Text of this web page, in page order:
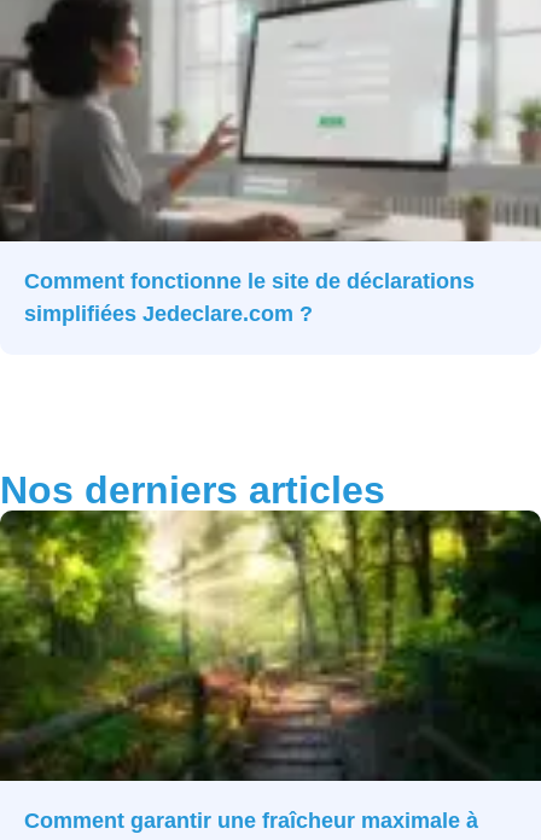
Comment fonctionne le site de déclarations
simplifiées Jedeclare.com ?
Nos derniers articles
Comment garantir une fraîcheur maximale à